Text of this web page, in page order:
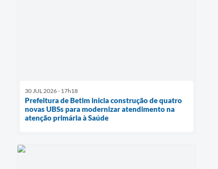
30 JUL 2026 - 17h18
Prefeitura de Betim inicia construção de quatro
novas UBSs para modernizar atendimento na
atenção primária à Saúde